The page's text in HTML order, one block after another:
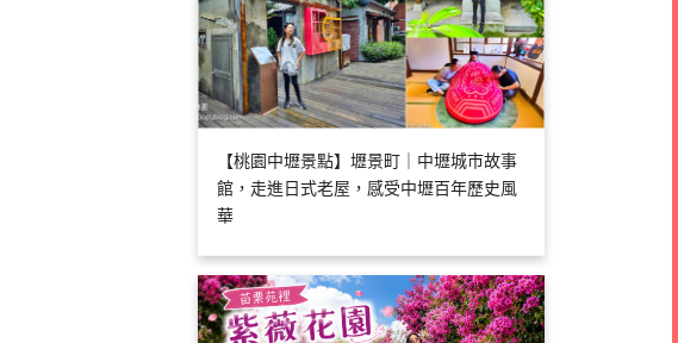
【桃園中壢景點】壢景町｜中壢城市故事
館，走進日式老屋，感受中壢百年歷史風
華